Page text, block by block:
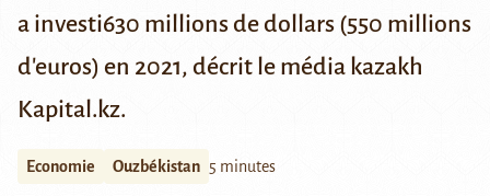
a investi630 millions de dollars (550 millions
d'euros) en 2021, décrit le média kazakh
Kapital.kz.
Economie Ouzbékistan 5 minutes